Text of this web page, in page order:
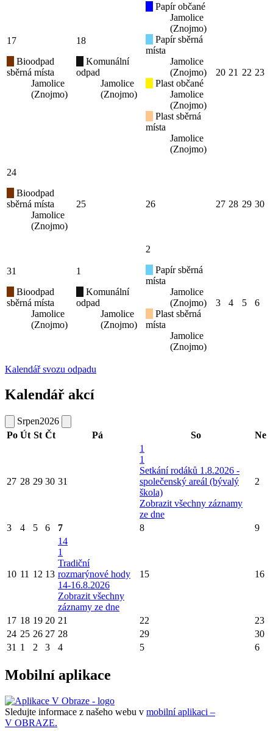
17
Bioodpad
sběrná místa
Jamolice
(Znojmo)
18
Komunální
odpad
Jamolice
(Znojmo)
Papír občané
Jamolice
(Znojmo)
Papír sběrná
místa
Jamolice
(Znojmo)
Plast občané
Jamolice
(Znojmo)
Plast sběrná
místa
Jamolice
(Znojmo)
20 21 22 23
24
Bioodpad
sběrná místa
Jamolice
(Znojmo)
25 26 27 28 29 30
31
Bioodpad
sběrná místa
Jamolice
(Znojmo)
1
Komunální
odpad
Jamolice
(Znojmo)
2
Papír sběrná
místa
Jamolice
(Znojmo)
Plast sběrná
místa
Jamolice
(Znojmo)
3 4 5 6
Kalendář svozu odpadu
Kalendář akcí
Srpen2026
Po Út St Čt Pá So Ne
27 28 29 30 31
1
1
Setkání rodáků 1.8.2026 -
společenský areál (bývalý
škola)
Zobrazit všechny záznamy
ze dne
2
3 4 5 6 7 8 9
10 11 12 13
14
1
Tradiční
rozmarýnové hody
14-16.8.2026
Zobrazit všechny
záznamy ze dne
15 16
17 18 19 20 21 22
23
24 25 26 27 28 29
30
31 1 2 3 4 5 6
Mobilní aplikace
Sledujte informace z našeho webu v mobilní aplikaci –
V OBRAZE.